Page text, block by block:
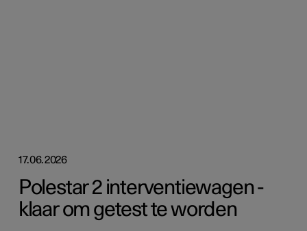
17.06.2026
Polestar 2 interventiewagen -
klaar om getest te worden